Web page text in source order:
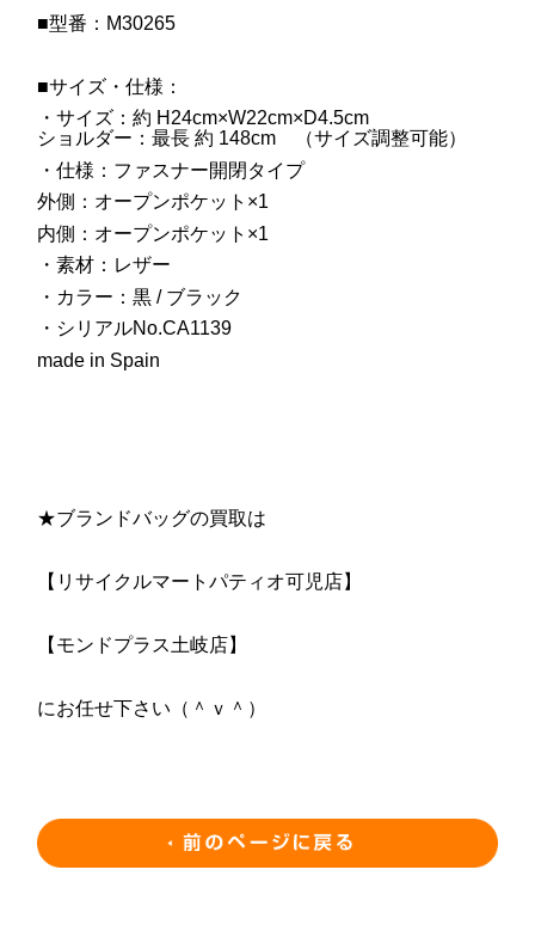
■型番：M30265
■サイズ・仕様：
・サイズ：約 H24cm×W22cm×D4.5cm
ショルダー：最長 約 148cm （サイズ調整可能）
・仕様：ファスナー開閉タイプ
外側：オープンポケット×1
内側：オープンポケット×1
・素材：レザー
・カラー：黒 / ブラック
・シリアルNo.CA1139
made in Spain
★ブランドバッグの買取は
【リサイクルマートパティオ可児店】
【モンドプラス土岐店】
にお任せ下さい（＾ｖ＾）